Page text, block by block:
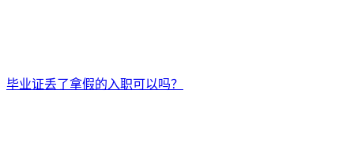
毕业证丢了拿假的入职可以吗？